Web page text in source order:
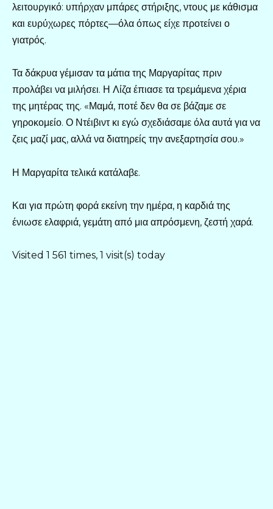
λειτουργικό: υπήρχαν μπάρες στήριξης, ντους με κάθισμα
και ευρύχωρες πόρτες—όλα όπως είχε προτείνει ο
γιατρός.
Τα δάκρυα γέμισαν τα μάτια της Μαργαρίτας πριν
προλάβει να μιλήσει. Η Λίζα έπιασε τα τρεμάμενα χέρια
της μητέρας της. «Μαμά, ποτέ δεν θα σε βάζαμε σε
γηροκομείο. Ο Ντέιβιντ κι εγώ σχεδιάσαμε όλα αυτά για να
ζεις μαζί μας, αλλά να διατηρείς την ανεξαρτησία σου.»
Η Μαργαρίτα τελικά κατάλαβε.
Και για πρώτη φορά εκείνη την ημέρα, η καρδιά της
ένιωσε ελαφριά, γεμάτη από μια απρόσμενη, ζεστή χαρά.
Visited 1 561 times, 1 visit(s) today